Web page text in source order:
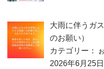
大雨に伴うガ
のお願い）
カテゴリー：
2026年6月25日